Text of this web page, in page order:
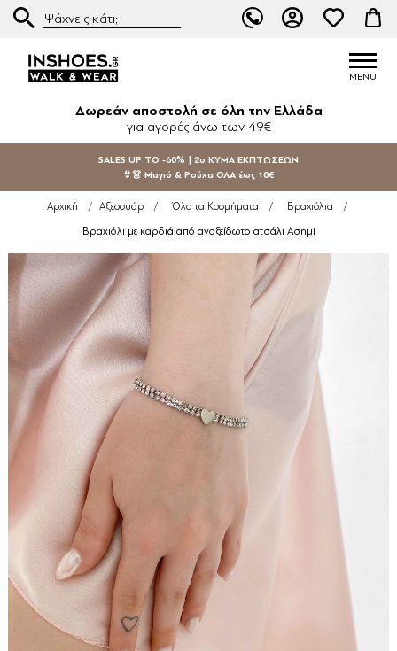
Δωρεάν αποστολή σε όλη την Ελλάδα
για αγορές άνω των 49€
SALES UP TO -60% | 2ο ΚΥΜΑ ΕΚΠΤΩΣΕΩΝ
👙👗 Μαγιό & Ρούχα ΟΛΑ έως 10€
Αρχική / Αξεσουάρ / Όλα τα Κοσμήματα / Βραχιόλια /
Βραχιόλι με καρδιά από ανοξείδωτο ατσάλι Ασημί